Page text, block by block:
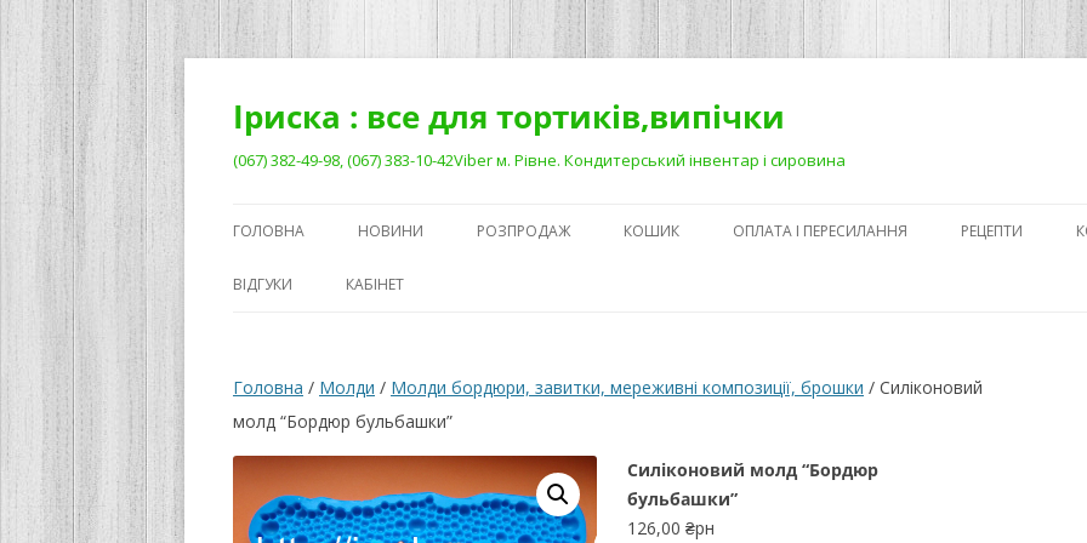
Перейти
Іриска : все для тортиків,випічки
(067) 382-49-98, (067) 383-10-42Viber м. Рівне. Кондитерський інвентар і сировина
ГОЛОВНА НОВИНИ РОЗПРОДАЖ КОШИК ОПЛАТА І ПЕРЕСИЛАННЯ РЕЦЕПТИ
АБО ЯК
ВІДГУКИ КАБІНЕТ
Головна / Молди / Молди бордюри, завитки, мереживні композиції, брошки / Силіконовий
молд “Бордюр бульбашки”
Силіконовий молд “Бордюр
бульбашки”
126,00 ₴рн